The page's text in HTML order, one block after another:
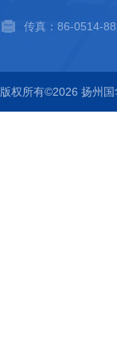
传真：86-0514-
版权所有©2026 扬州